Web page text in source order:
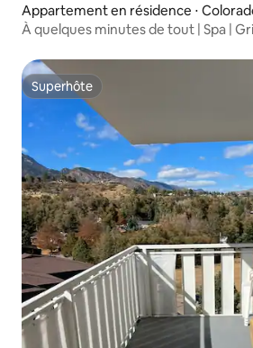
Appartement en résidence ⋅
s
À quelques minutes de tout | Spa |
Superhôte
Superhôte